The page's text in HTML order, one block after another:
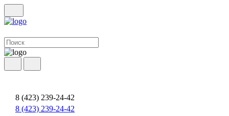
8 (423) 239-24-42
8 (423) 239-24-42